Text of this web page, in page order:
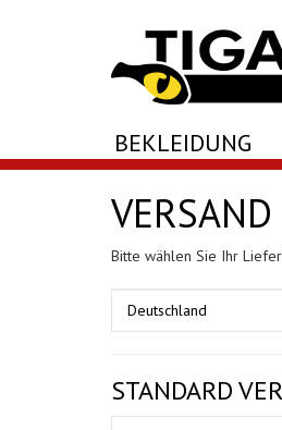
BEKLEIDUNG
Bitte wählen Sie Ihr
STANDARD